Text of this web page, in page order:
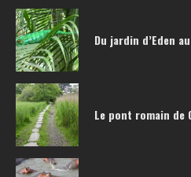
Du jardin d’Eden
Le pont romain de